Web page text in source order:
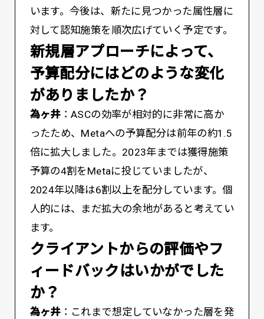
います。今後は、新たに見つかった属性層に
対して認知施策を順次広げていく予定です。
――新規層アプローチによって、
予算配分にはどのような変化
がありましたか？
為ヶ井：ASCの効率が相対的に非常に高か
ったため、Metaへの予算配分は前年の約1.5
倍に拡大しました。2023年までは獲得施策
予算の4割をMetaに投じていましたが、
2024年以降は6割以上を配分しています。個
人的には、まだ拡大の余地があると考えてい
ます。
――クライアントからの評価やフ
ィードバックはいかがでした
か？
為ヶ井：これまで想定していなかった層を発